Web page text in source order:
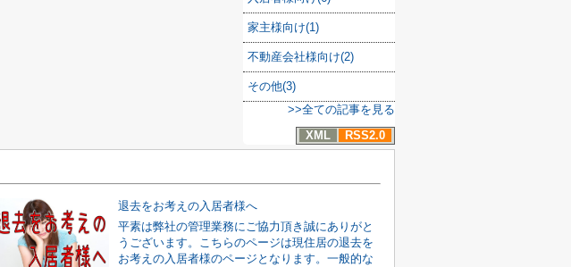
家主様向け(1)
不動産会社様向け(2)
その他(3)
>>全ての記事を見る
XML
RSS2.0
退去をお考えの入居者様へ
平素は弊社の管理業務にご協力頂き誠にありがと
うございます。こちらのページは現住居の退去を
お考えの入居者様のページとなります。一般的な